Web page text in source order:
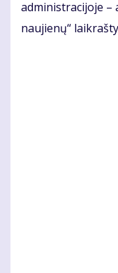
administracijoje –
naujienų“